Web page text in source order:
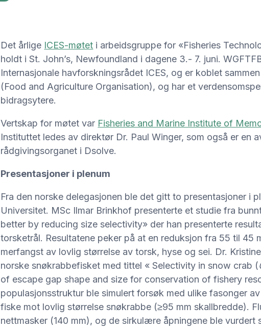
Det årlige ICES-møtet i arbeidsgruppe for «Fisheries
holdt i St. John’s, Newfoundland i dagene 3.- 7. juni.
Internasjonale havforskningsrådet ICES, og er koblet
(Food and Agriculture Organisation), og har et
bidragsytere.
Vertskap for møtet var Fisheries and Marine Institute of
Instituttet ledes av direktør Dr. Paul Winger, som også er en
rådgivingsorganet i Dsolve.
Presentasjoner i plenum
Fra den norske delegasjonen ble det gitt to presentasjoner i
Universitet. MSc Ilmar Brinkhof presenterte et studie fra
better by reducing size selectivity» der han presenterte
torsketrål. Resultatene peker på at en reduksjon fra 55 til 45
merfangst av lovlig størrelse av torsk, hyse og sei. Dr.
norske snøkrabbefisket med tittel « Selectivity in snow crab (
of escape gap shape and size for conservation of fishery
populasjonsstruktur ble simulert forsøk med ulike fasonger
fiske mot lovlig størrelse snøkrabbe (≥95 mm skallbredde).
nettmasker (140 mm), og de sirkulære åpningene ble vurdert